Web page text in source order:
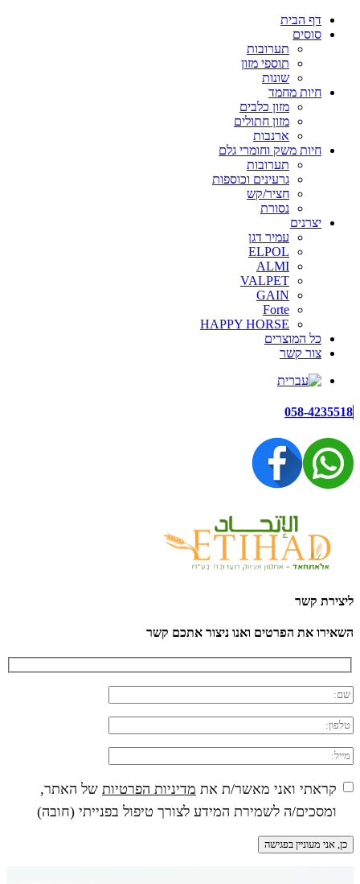
דף הבית
סוסים
תערובות
תוספי מזון
שונות
חיות מחמד
מזון כלבים
מזון חתולים
ארנבות
חיות משק וחומרי גלם
תערובות
גרעינים וכוספות
חציר/קש
נסורת
יצרנים
עמיר דגן
ELPOL
ALMI
VALPET
GAIN
Forte
HAPPY HORSE
כל המוצרים
צור קשר
058-4235518
ליצירת קשר
השאירו את הפרטים ואנו ניצור אתכם קשר
קראתי ואני מאשר/ת את מדיניות הפרטיות של האתר,
ומסכים/ה לשמירת המידע לצורך טיפול בפנייתי (חובה)